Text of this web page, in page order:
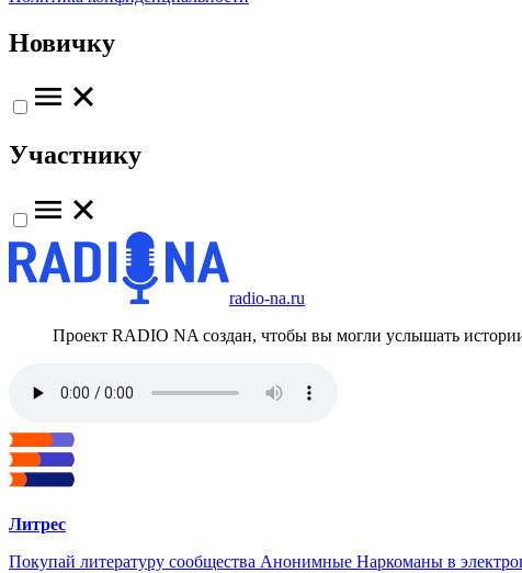
Новичку
Участнику
radio-na.ru
Проект RADIO NA создан, чтобы вы могли услышать
Литрес
Покупай литературу сообщества Анонимные Наркоманы в